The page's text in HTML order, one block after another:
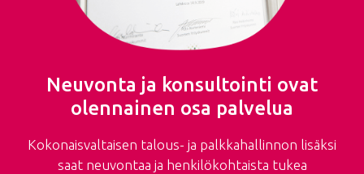
Neuvonta ja konsultointi ovat
olennainen osa palvelua
Kokonaisvaltaisen talous- ja palkkahallinnon lisäksi
saat neuvontaa ja henkilökohtaista tukea